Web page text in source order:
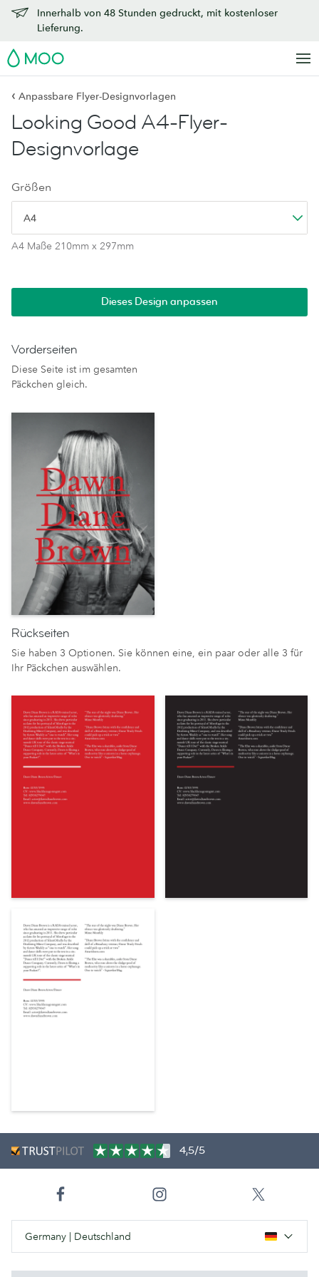
Innerhalb von 48 Stunden gedruckt, mit kostenloser
Lieferung.
MOO
‹ Anpassbare Flyer-Designvorlagen
Looking Good A4-Flyer-
Designvorlage
Größen
A4
A4 Maße 210mm x 297mm
Dieses Design anpassen
Vorderseiten
Diese Seite ist im gesamten
Päckchen gleich.
Rückseiten
Sie haben 3 Optionen. Sie können eine, ein paar oder alle 3 für
Ihr Päckchen auswählen.
4,5/5
Germany | Deutschland